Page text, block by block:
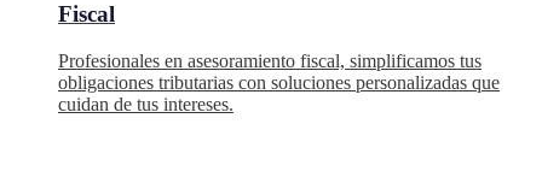
Fiscal
Profesionales en asesoramiento fiscal, simplificamos tus
obligaciones tributarias con soluciones personalizadas que
cuidan de tus intereses.